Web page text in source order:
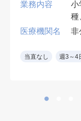
業務内容
小
種
受
医療機関名 非
当直なし 週3～4